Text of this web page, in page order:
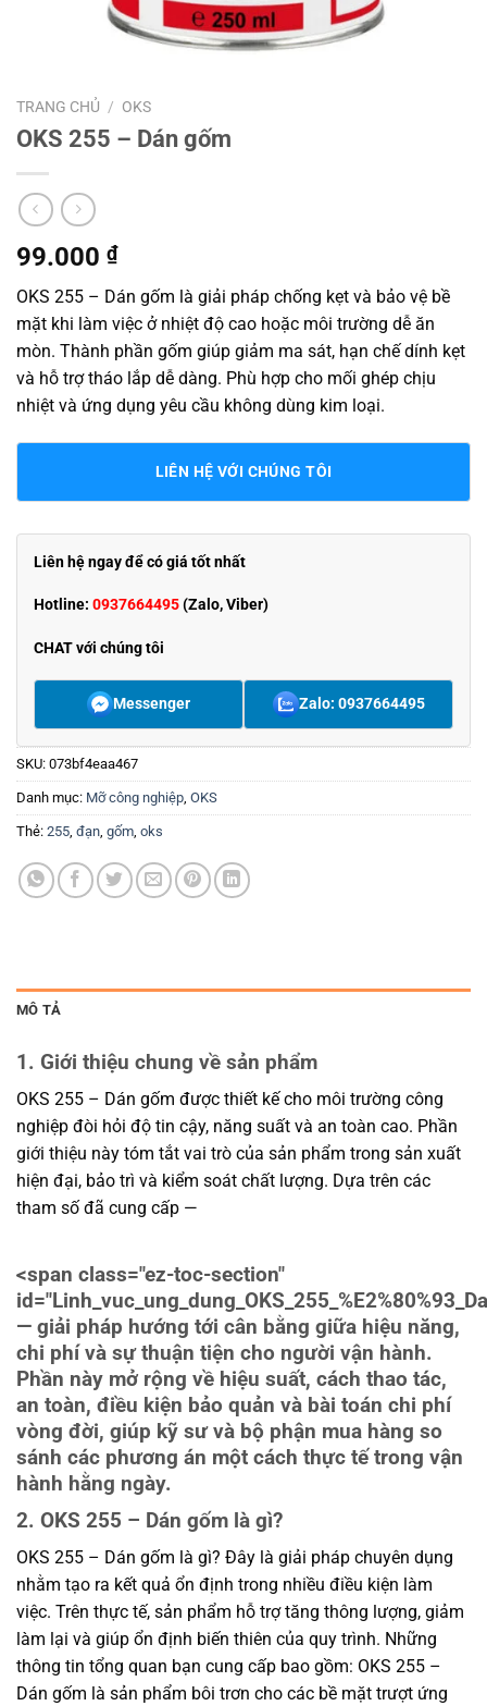
TRANG CHỦ / OKS
OKS 255 – Dán gốm
99.000 ₫
OKS 255 – Dán gốm là giải pháp chống kẹt và bảo vệ bề
mặt khi làm việc ở nhiệt độ cao hoặc môi trường dễ ăn
mòn. Thành phần gốm giúp giảm ma sát, hạn chế dính kẹt
và hỗ trợ tháo lắp dễ dàng. Phù hợp cho mối ghép chịu
nhiệt và ứng dụng yêu cầu không dùng kim loại.
LIÊN HỆ VỚI CHÚNG TÔI
Liên hệ ngay để có giá tốt nhất
Hotline: 0937664495(Zalo, Viber)
CHAT với chúng tôi
Messenger Zalo: 0937664495
SKU: 073bf4eaa467
Danh mục: Mỡ công nghiệp OKS
Thẻ: 255 đạn gốm oks
MÔ TẢ
1. Giới thiệu chung về sản phẩm
OKS 255 – Dán gốm được thiết kế cho môi trường công
nghiệp đòi hỏi độ tin cậy, năng suất và an toàn cao. Phần
giới thiệu này tóm tắt vai trò của sản phẩm trong sản xuất
hiện đại, bảo trì và kiểm soát chất lượng. Dựa trên các
tham số đã cung cấp —
<span class="ez-toc-section"
— giải pháp hướng tới cân bằng giữa hiệu năng,
chi phí và sự thuận tiện cho người vận hành.
Phần này mở rộng về hiệu suất, cách thao tác,
an toàn, điều kiện bảo quản và bài toán chi phí
vòng đời, giúp kỹ sư và bộ phận mua hàng so
sánh các phương án một cách thực tế trong vận
hành hằng ngày.
2. OKS 255 – Dán gốm là gì?
OKS 255 – Dán gốm là gì? Đây là giải pháp chuyên dụng
nhằm tạo ra kết quả ổn định trong nhiều điều kiện làm
việc. Trên thực tế, sản phẩm hỗ trợ tăng thông lượng, giảm
làm lại và giúp ổn định biến thiên của quy trình. Những
thông tin tổng quan bạn cung cấp bao gồm: OKS 255 –
Dán gốm là sản phẩm bôi trơn cho các bề mặt trượt ứng